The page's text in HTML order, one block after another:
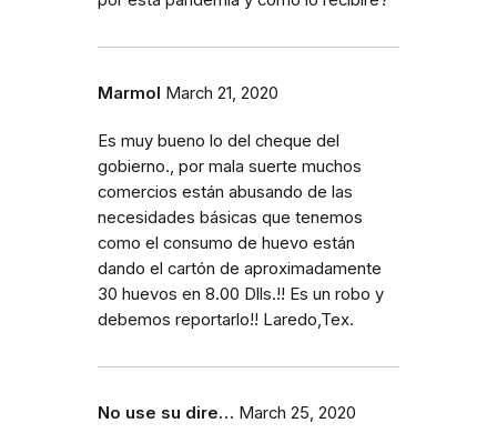
Marmol March 21, 2020
Es muy bueno lo del cheque del
gobierno., por mala suerte muchos
comercios están abusando de las
necesidades básicas que tenemos
como el consumo de huevo están
dando el cartón de aproximadamente
30 huevos en 8.00 Dlls.!! Es un robo y
debemos reportarlo!! Laredo,Tex.
No use su dire… March 25, 2020